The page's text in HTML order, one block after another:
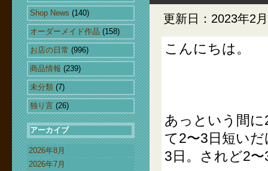
Shop News (140)
オーダーメイド作品 (158)
お店の日常 (996)
商品情報 (239)
未分類 (7)
独り言 (26)
アーカイブ
2026年8月
2026年7月
更新日：2023年2
こんにちは。
あっという間
て2〜3日短い
3日。されど2